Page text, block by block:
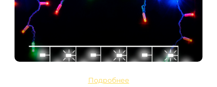
Подробнее